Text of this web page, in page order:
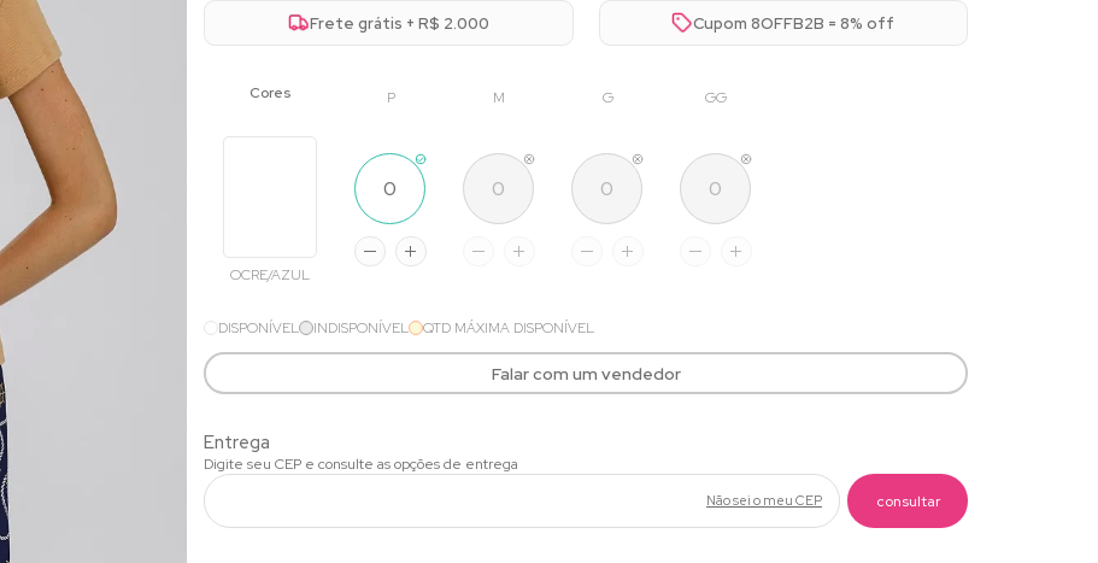
Frete grátis + R$ 2.000 Cupom 8OFFB2B = 8% off
P M G GG
OCRE/AZUL
DISPONÍVEL INDISPONÍVEL QTD MÁXIMA DISPONÍVEL
Falar com um vendedor
Não sei o meu CEP